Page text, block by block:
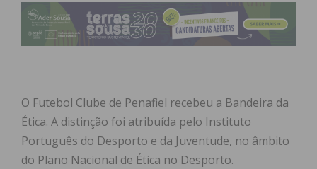
O Futebol Clube de Penafiel recebeu a Bandeira da
Ética. A distinção foi atribuída pelo Instituto
Português do Desporto e da Juventude, no âmbito
do Plano Nacional de Ética no Desporto.